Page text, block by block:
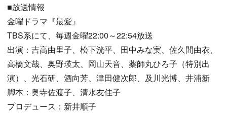
■放送情報
金曜ドラマ『最愛』
TBS系にて、毎週金曜22:00～22:54放送
出演：吉高由里子、松下洸平、田中みな実、佐久間由衣、
高橋文哉、奥野瑛太、岡山天音、薬師丸ひろ子（特別出
演）、光石研、酒向芳、津田健次郎、及川光博、井浦新
脚本：奥寺佐渡子、清水友佳子
プロデュース：新井順子